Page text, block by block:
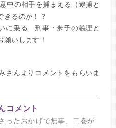
中の相手を捕まえる（逮捕と
きるのか！？
に乗る、刑事・米子の義理と
願いします！
さんよりコメントをもらいま
コメント
ったおかげで無事、二巻が